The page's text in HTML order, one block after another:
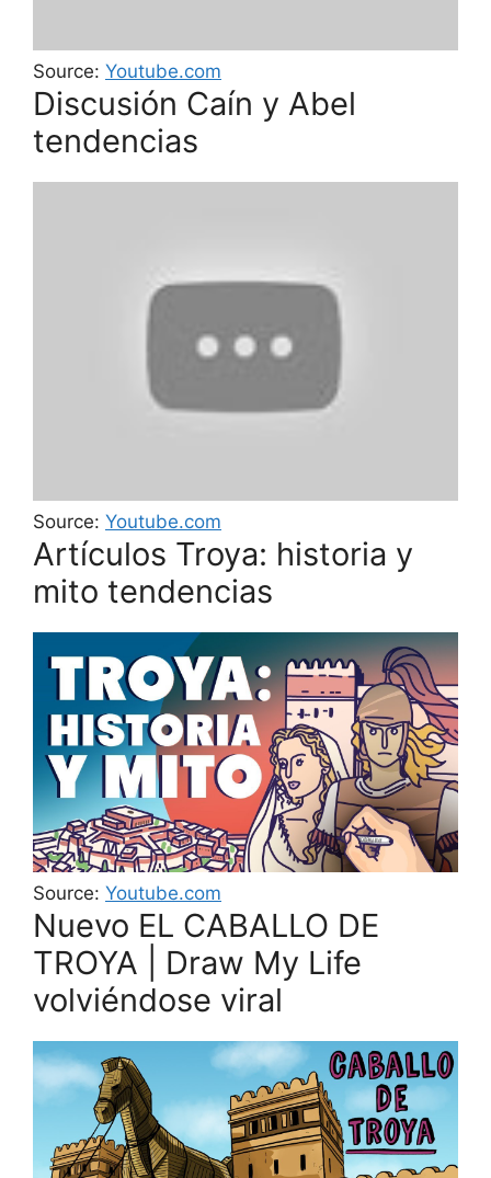
Source: Youtube.com
Discusión Caín y Abel
tendencias
Source: Youtube.com
Artículos Troya: historia y
mito tendencias
Source: Youtube.com
Nuevo EL CABALLO DE
TROYA | Draw My Life
volviéndose viral